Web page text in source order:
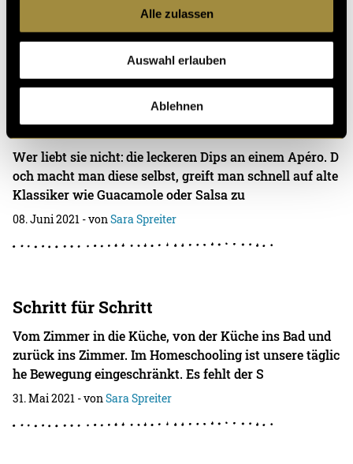
Alle zulassen
Auswahl erlauben
Ablehnen
Rohmaterial zu tun. In unserem Imagevid
28. Dezember 2021- vonLarissa CathomenundSara Spreiter
Dip in
Wer liebt sie nicht: die leckeren Dips an einem Apéro. D
och macht man diese selbst, greift man schnell auf alte
Klassiker wie Guacamole oder Salsa zu
08. Juni 2021 - vonSara Spreiter
Schritt für Schritt
Vom Zimmer in die Küche, von der Küche ins Bad und
zurück ins Zimmer. Im Homeschooling ist unsere täglic
he Bewegung eingeschränkt. Es fehlt der S
31. Mai 2021 - vonSara Spreiter